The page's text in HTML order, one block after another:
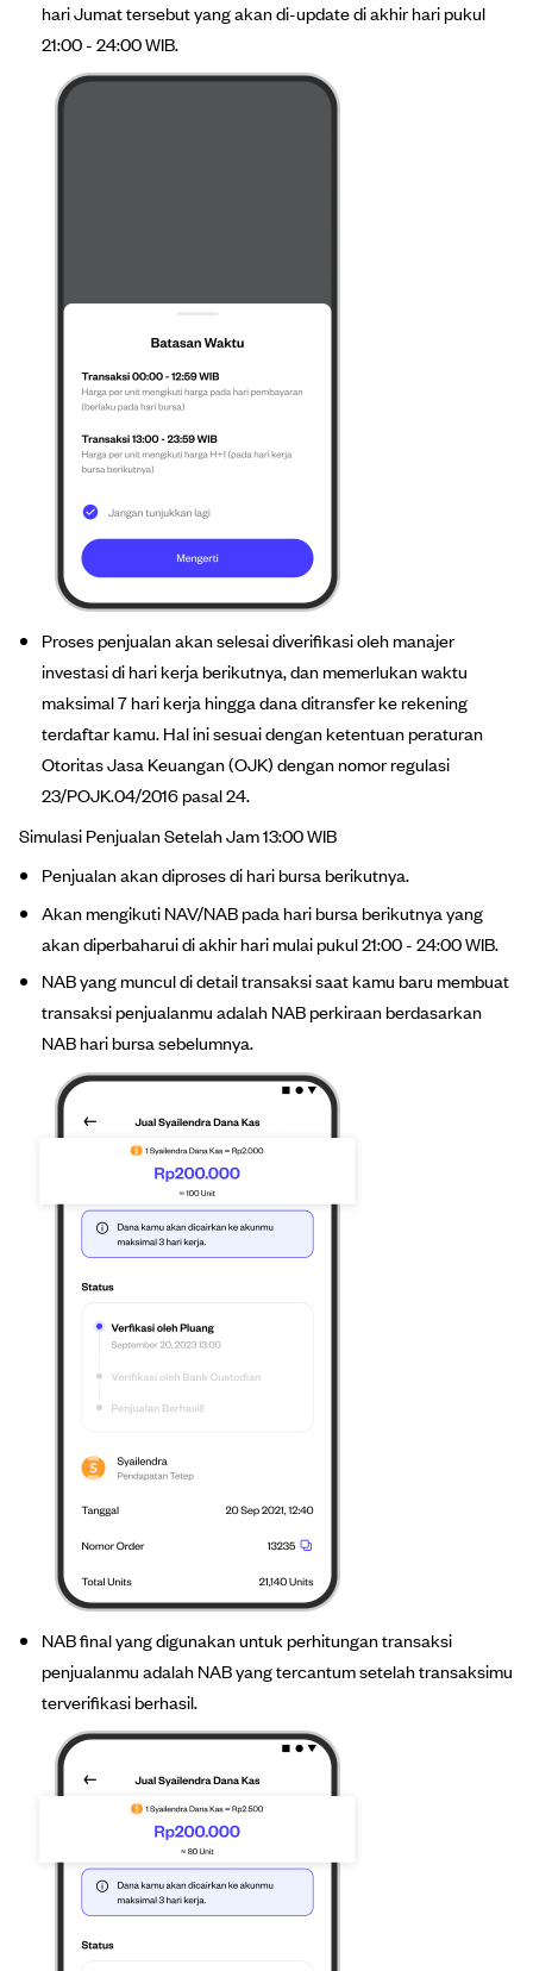
hari Jumat tersebut yang akan di-update di akhir hari pukul
21:00 - 24:00 WIB.
Proses penjualan akan selesai diverifikasi oleh manajer
investasi di hari kerja berikutnya, dan memerlukan waktu
maksimal 7 hari kerja hingga dana ditransfer ke rekening
terdaftar kamu. Hal ini sesuai dengan ketentuan peraturan
Otoritas Jasa Keuangan (OJK) dengan nomor regulasi
23/POJK.04/2016 pasal 24.
Simulasi Penjualan Setelah Jam 13:00 WIB
Penjualan akan diproses di hari bursa berikutnya.
Akan mengikuti NAV/NAB pada hari bursa berikutnya yang
akan diperbaharui di akhir hari mulai pukul 21:00 - 24:00 WIB.
NAB yang muncul di detail transaksi saat kamu baru membuat
transaksi penjualanmu adalah NAB perkiraan berdasarkan
NAB hari bursa sebelumnya.
NAB final yang digunakan untuk perhitungan transaksi
penjualanmu adalah NAB yang tercantum setelah transaksimu
terverifikasi berhasil.